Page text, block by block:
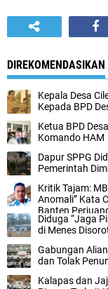
DIREKOMENDASIKAN
Kepala Desa
Kepada BPD
Ketua BPD
Komando HAM
Dapur SPPG
Pemerintah
Kritik Tajam:
Anomali” Kata
Banten
Diduga “Jaga
di Menes
Gabungan
dan Tolak
Kalapas dan